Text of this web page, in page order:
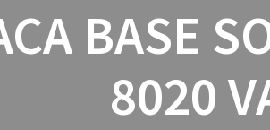
BASE
8020